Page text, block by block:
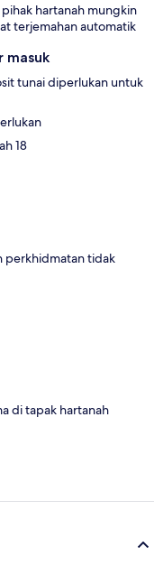
hartanah mungkin
terjemahan automatik
masuk
tunai diperlukan untuk
18
perkhidmatan tidak
di tapak hartanah